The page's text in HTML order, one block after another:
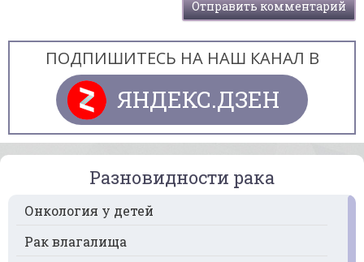
ПОДПИШИТЕСЬ НА НАШ КАНАЛ В
ЯНДЕКС.ДЗЕН
Разновидности рака
Онкология у детей
Рак влагалища